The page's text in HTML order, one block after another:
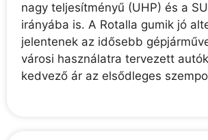
nagy teljesítményű (UHP) és a
irányába is. A Rotalla gumik jó
jelentenek az idősebb
városi használatra tervezett
kedvező ár az elsődleges